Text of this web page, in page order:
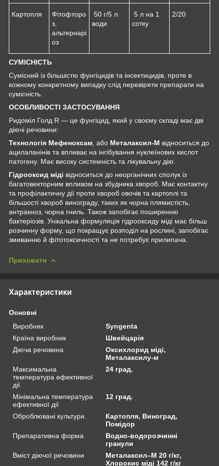
Картопля
Фітофторо
з,
альтернарі
оз
50 г/5 л
води
5 л на 1
сотку
2/20
СУМІСНІСТЬ
Сумісний із більшістю фунгіцидів та інсектицидів, проте в
кожному конкретному випадку слід перевіряти препарати на
сумісність.
ОСОБЛИВОСТІ ЗАСТОСУВАННЯ
Ридоміл Голд R — це фунгіцид, який у своєму складі має дві
діючі речовини:
Технологія Мефеноксам , або Металаксил-М відноситься до
ацилаланінів та впливає на інгібування нуклеїнових кислот
патогену. Має високу системність та лікувальну дію.
Гідрооксид міді відноситься до неорганічних сполук із
багатовекторним впливом на збудника хвороб. Має контактну
та профілактичну дії проти хвороб овочів та картоплі та
більшості хвороб винограду, таких як чорна плямистість,
антракноз, чорна гниль. Також запобігає поширенню
бактеріозів. Унікальна формуляція гідрооксиду міді має більш
розчинну форму, що покращує розподіл на рослині, запобігає
змиванню й фітотоксичності та не потребує прилипача.
Приховати
Характеристики
Основні
Виробник
Syngenta
Країна виробник
Швейцарія
Діюча речовина
Оксихлорид міді,
Металаксилу-м
Максимальна
температура ефективної
дії
24 град.
Мінімальна температура
ефективної дії
12 град.
Оброблювані культури.
Картопля, Виноград,
Помідор
Препаративна форма
Водно-водорозчинні
гранули
Вміст діючої речовини
Металаксил–М 20 г/кг,
Хлорокис міді 142 г/кг